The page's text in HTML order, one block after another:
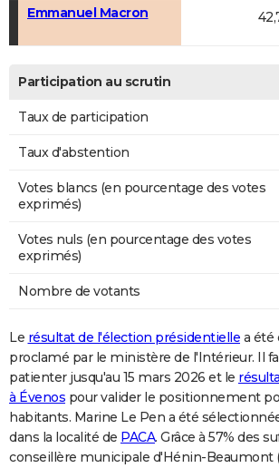
Emmanuel Macron
Participation au scrutin
Taux de participation
Taux d'abstention
Votes blancs (en pourcentage des votes
exprimés)
Votes nuls (en pourcentage des votes
exprimés)
Nombre de votants
Le résultat de l'élection présidentielle a été
proclamé par le ministère de l'Intérieur. Il
patienter jusqu'au 15 mars 2026 et le
à Évenos pour valider le positionnement
habitants. Marine Le Pen a été
dans la localité de PACA. Grâce à 57% des
conseillère municipale d'Hénin-Beaumont